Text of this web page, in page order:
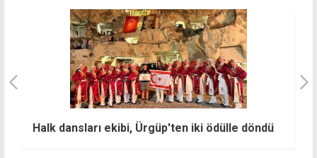
döndü
Dünyaca ünlü Afro Melodic House ikilisi
Savage & SHē ilk kez La Nouba sahnesinde